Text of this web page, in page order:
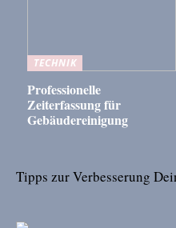
TECHNIK
Professionelle
Zeiterfassung für
Gebäudereinigung
Tipps zur Verbesserung